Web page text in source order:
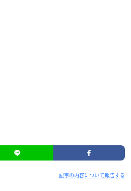
記事の内容について報告する